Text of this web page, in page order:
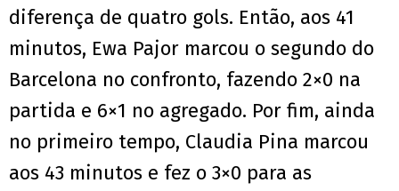
diferença de quatro gols. Então, aos 41
minutos, Ewa Pajor marcou o segundo do
Barcelona no confronto, fazendo 2×0 na
partida e 6×1 no agregado. Por fim, ainda
no primeiro tempo, Claudia Pina marcou
aos 43 minutos e fez o 3×0 para as